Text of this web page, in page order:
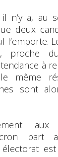
il n’y a, au
deux
l’emporte.
proche
à
même
sont
aux
part